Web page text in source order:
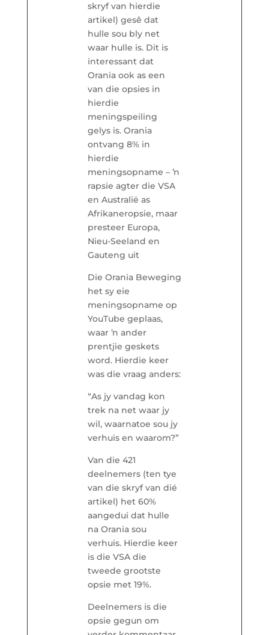
skryf van hierdie
artikel) gesê dat
hulle sou bly net
waar hulle is. Dit is
interessant dat
Orania ook as een
van die opsies in
hierdie
meningspeiling
gelys is. Orania
ontvang 8% in
hierdie
meningsopname – ŉ
rapsie agter die VSA
en Australië as
Afrikaneropsie, maar
presteer Europa,
Nieu-Seeland en
Gauteng uit
Die Orania Beweging
het sy eie
meningsopname op
YouTube geplaas,
waar ŉ ander
prentjie geskets
word. Hierdie keer
was die vraag anders:
“As jy vandag kon
trek na net waar jy
wil, waarnatoe sou jy
verhuis en waarom?”
Van die 421
deelnemers (ten tye
van die skryf van dié
artikel) het 60%
aangedui dat hulle
na Orania sou
verhuis. Hierdie keer
is die VSA die
tweede grootste
opsie met 19%.
Deelnemers is die
opsie gegun om